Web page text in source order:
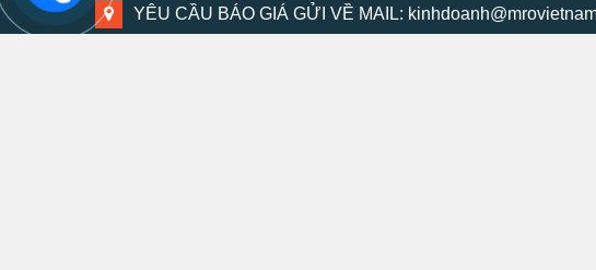
Cảo dây xích hiệu
YÊU CẦU BÁO GIÁ GỬI VỀ MAIL: